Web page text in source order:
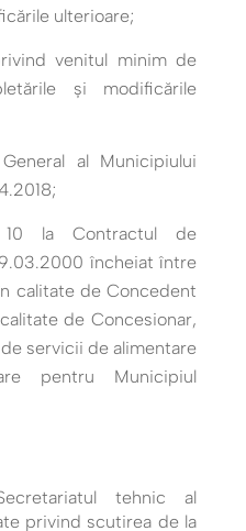
ulterioare;
venitul minim de
și modificările
al Municipiului
la Contractul de
încheiat între
calitate de Concedent
de Concesionar,
servicii de alimentare
pentru Municipiul
tehnic al
privind scutirea de la